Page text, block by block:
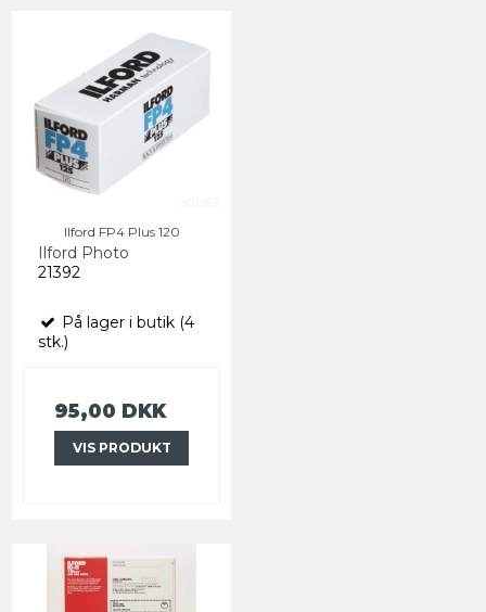
Ilford FP4 Plus 120
Ilford Photo
21392
På lager i butik (4
stk.)
95,00 DKK
VIS PRODUKT